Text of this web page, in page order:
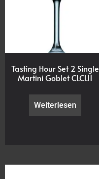
Tasting Hour Set 2 Single
Martini Goblet Cl.Cl.11
Weiterlesen